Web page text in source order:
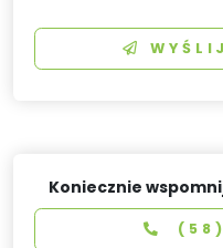
Koniecznie